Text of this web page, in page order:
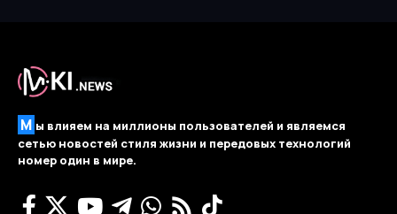
М ы влияем на миллионы пользователей и являемся
сетью новостей стиля жизни и передовых технологий
номер один в мире.